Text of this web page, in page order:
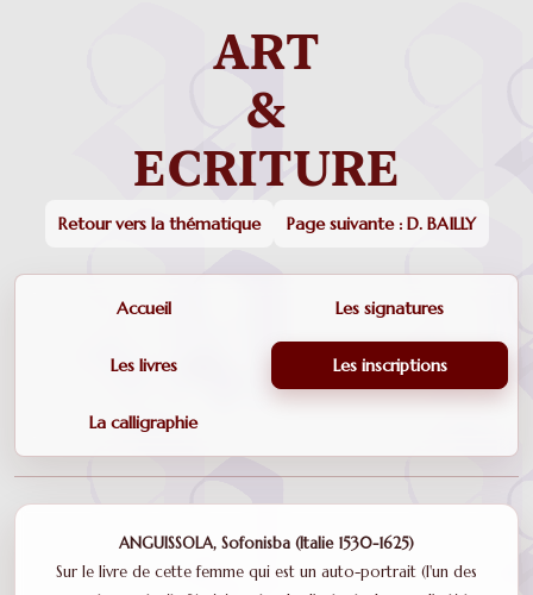
Retour vers la thématique Page suivante : D. BAILLY
Accueil Les signatures
Les livres Les inscriptions
La calligraphie
ANGUISSOLA, Sofonisba (Italie 1530-1625)
Sur le livre de cette femme qui est un auto-portrait (l'un des